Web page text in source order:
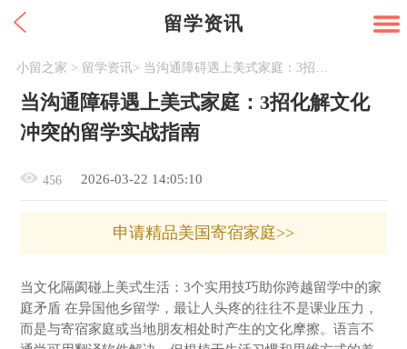
留学资讯
小留之家 > 留学资讯>
当沟通障碍遇上美式家庭：3招化解文化
冲突的留学实战指南
456 2026-03-22 14:05:10
申请精品美国寄宿家庭>>
当文化隔阂碰上美式生活：3个实用技巧助你跨越留学中的家
庭矛盾 在异国他乡留学，最让人头疼的往往不是课业压力，
而是与寄宿家庭或当地朋友相处时产生的文化摩擦。语言不